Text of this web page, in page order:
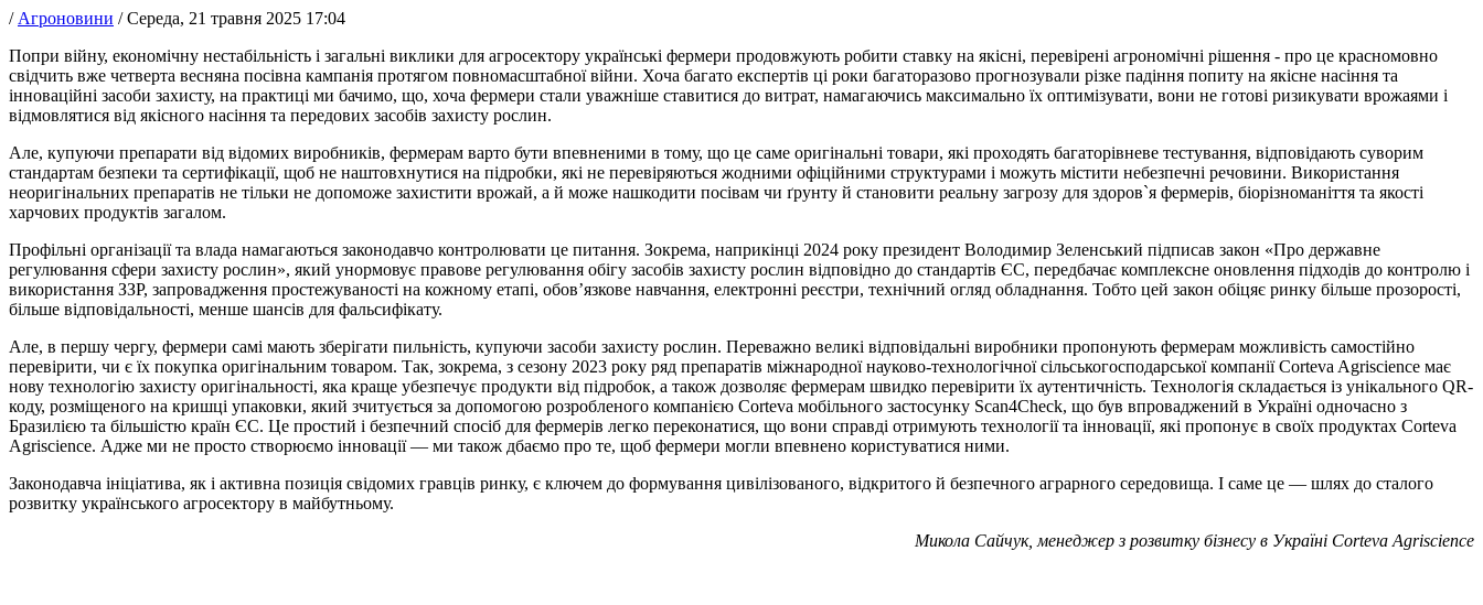
/ Агроновини /Середа, 21 травня 2025 17:04
Попри війну, економічну нестабільність і загальні виклики для агросектору українські фермери продовжують робити ставку на якісні, перевірені агрономічні рішення - про це красномовно
свідчить вже четверта весняна посівна кампанія протягом повномасштабної війни. Хоча багато експертів ці роки багаторазово прогнозували різке падіння попиту на якісне насіння та
інноваційні засоби захисту, на практиці ми бачимо, що, хоча фермери стали уважніше ставитися до витрат, намагаючись максимально їх оптимізувати, вони не готові ризикувати врожаями і
відмовлятися від якісного насіння та передових засобів захисту рослин.
Але, купуючи препарати від відомих виробників, фермерам варто бути впевненими в тому, що це саме оригінальні товари, які проходять багаторівневе тестування, відповідають суворим
стандартам безпеки та сертифікації, щоб не наштовхнутися на підробки, які не перевіряються жодними офіційними структурами і можуть містити небезпечні речовини. Використання
неоригінальних препаратів не тільки не допоможе захистити врожай, а й може нашкодити посівам чи ґрунту й становити реальну загрозу для здоров`я фермерів, біорізноманіття та якості
харчових продуктів загалом.
Профільні організації та влада намагаються законодавчо контролювати це питання. Зокрема, наприкінці 2024 року президент Володимир Зеленський підписав закон «Про державне
регулювання сфери захисту рослин», який унормовує правове регулювання обігу засобів захисту рослин відповідно до стандартів ЄС, передбачає комплексне оновлення підходів до контролю і
використання ЗЗР, запровадження простежуваності на кожному етапі, обов’язкове навчання, електронні реєстри, технічний огляд обладнання. Тобто цей закон обіцяє ринку більше прозорості,
більше відповідальності, менше шансів для фальсифікату.
Але, в першу чергу, фермери самі мають зберігати пильність, купуючи засоби захисту рослин. Переважно великі відповідальні виробники пропонують фермерам можливість самостійно
перевірити, чи є їх покупка оригінальним товаром. Так, зокрема, з сезону 2023 року ряд препаратів міжнародної науково-технологічної сільськогосподарської компанії Corteva Agriscience має
нову технологію захисту оригінальності, яка краще убезпечує продукти від підробок, а також дозволяє фермерам швидко перевірити їх аутентичність. Технологія складається із унікального QR-
коду, розміщеного на кришці упаковки, який зчитується за допомогою розробленого компанією Corteva мобільного застосунку Scan4Check, що був впроваджений в Україні одночасно з
Бразилією та більшістю країн ЄС. Це простий і безпечний спосіб для фермерів легко переконатися, що вони справді отримують технології та інновації, які пропонує в своїх продуктах Corteva
Agriscience. Адже ми не просто створюємо інновації — ми також дбаємо про те, щоб фермери могли впевнено користуватися ними.
Законодавча ініціатива, як і активна позиція свідомих гравців ринку, є ключем до формування цивілізованого, відкритого й безпечного аграрного середовища. І саме це — шлях до сталого
розвитку українського агросектору в майбутньому.
Микола Сайчук, менеджер з розвитку бізнесу в Україні Corteva Agriscience